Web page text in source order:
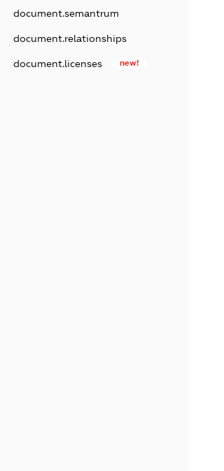
document.semantrum
document.relationships
document.licenses new!